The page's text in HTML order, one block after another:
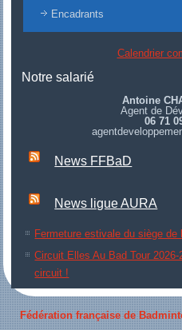
Encadrants
Calendrier
Notre salarié
Antoine
Agent de
06 71
News FFBaD
News ligue AURA
Fermeture estivale du siège de
Circuit Elles Au Bad Tour
circuit !
Fédération française de